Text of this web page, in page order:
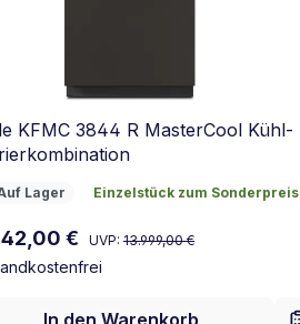
KFMC 3844 R MasterCool Kühl-
LagerLager Einzelstück zum Sonderpreis
Einzelstück zum Sonderpreis
€ Regulärer Preis:
UVP: 13.999,00 €